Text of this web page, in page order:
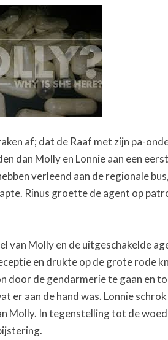
af; dat de Raaf met zijn pa-
dan Molly en Lonnie aan een
verleend aan de regionale
Rinus groette de agent op
van Molly en de uitgeschakelde
en drukte op de grote rode
door de gendarmerie te gaan en
er aan de hand was. Lonnie
Molly. In tegenstelling tot de